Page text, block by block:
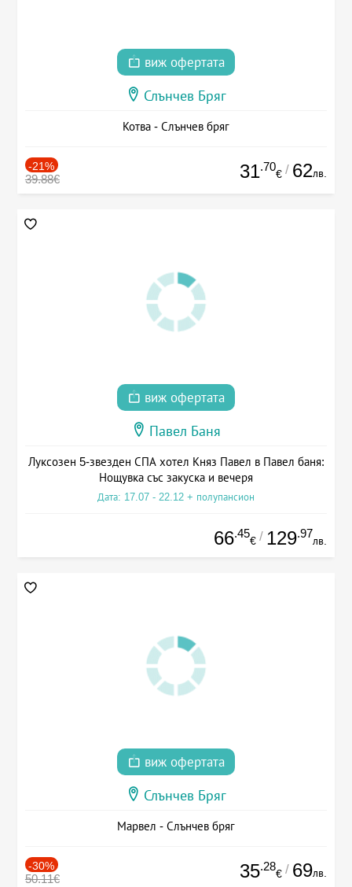
виж офертата
Слънчев Бряг
Котва - Слънчев бряг
-21%
39.88€ 31.70
€ / 62лв.
виж офертата
Павел Баня
Луксозен 5-звезден СПА хотел Княз Павел в Павел баня:
Нощувка със закуска и вечеря
Дата: 17.07 - 22.12 + полупансион
66.45
€ / 129.97
лв.
виж офертата
Слънчев Бряг
Марвел - Слънчев бряг
-30%
50.11€ 35.28
€ / 69лв.